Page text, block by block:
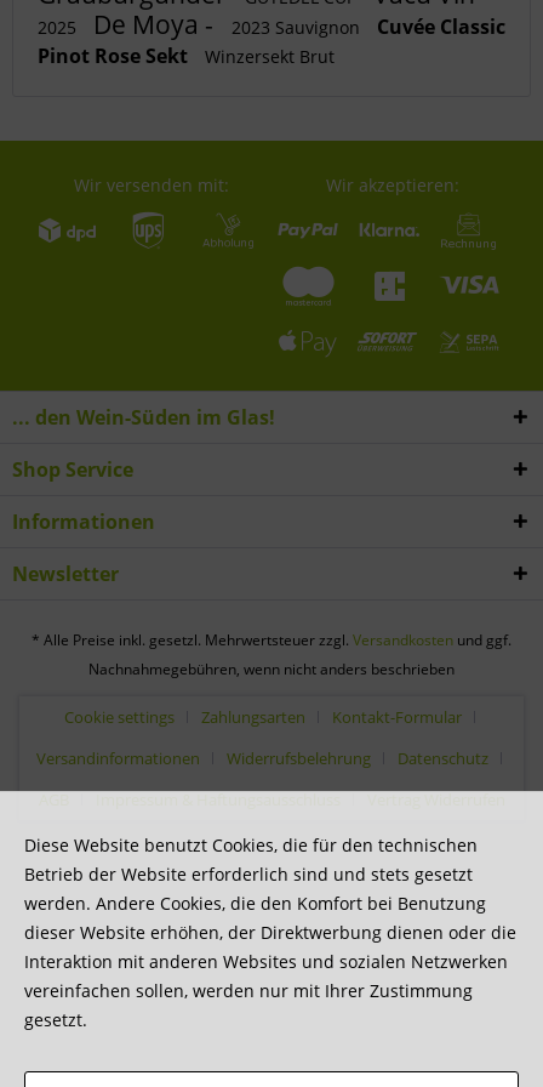
2025 De Moya - 2023 Sauvignon
Cuvée Classic
Pinot Rose Sekt
Winzersekt Brut
Wir versenden mit: Wir akzeptieren:
... den Wein-Süden im Glas!
Shop Service
Informationen
Newsletter
* Alle Preise inkl. gesetzl. Mehrwertsteuer zzgl. Versandkosten und ggf.
Nachnahmegebühren, wenn nicht anders beschrieben
Cookie settings Zahlungsarten
Kontakt-Formular
Versandinformationen
Widerrufsbelehrung
Datenschutz
Diese Website benutzt Cookies, die für den technischen
Betrieb der Website erforderlich sind und stets gesetzt
werden. Andere Cookies, die den Komfort bei Benutzung
dieser Website erhöhen, der Direktwerbung dienen oder die
Interaktion mit anderen Websites und sozialen Netzwerken
vereinfachen sollen, werden nur mit Ihrer Zustimmung
gesetzt.